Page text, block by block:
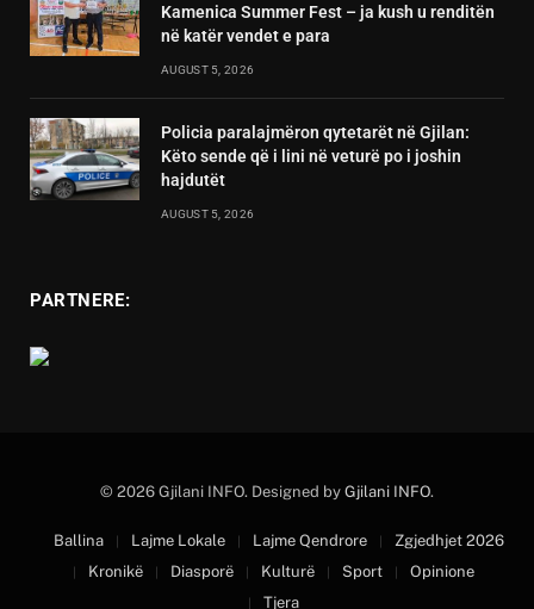
Kamenica Summer Fest – ja kush u renditën
në katër vendet e para
AUGUST 5, 2026
Policia paralajmëron qytetarët në Gjilan:
Këto sende që i lini në veturë po i joshin
hajdutët
AUGUST 5, 2026
PARTNERE:
© 2026 Gjilani INFO. Designed by Gjilani INFO.
Ballina Lajme Lokale Lajme Qendrore
Zgjedhjet 2026
Kronikë
Diasporë Kulturë Sport
Opinione
Tjera